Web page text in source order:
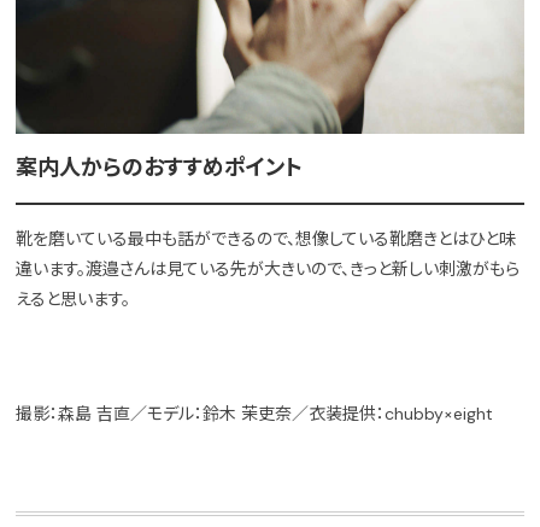
案内人からのおすすめポイント
靴を磨いている最中も話ができるので、想像している靴磨きとはひと味
違います。渡邉さんは見ている先が大きいので、きっと新しい刺激がもら
えると思います。
撮影：森島 吉直／モデル：鈴木 茉吏奈／衣装提供：chubby×eight